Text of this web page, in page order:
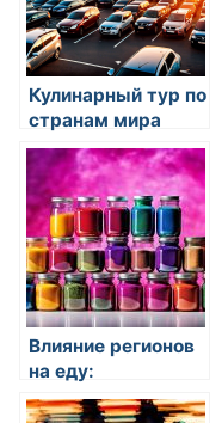
Кулинарный тур по
странам мира
Влияние регионов
на еду:
уникальные